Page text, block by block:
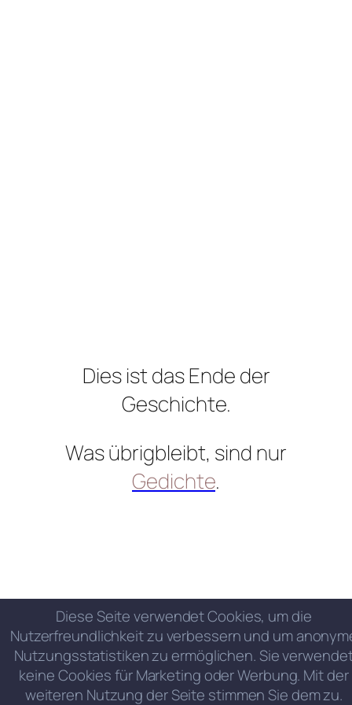
Dies ist das Ende der
Geschichte.
Was übrigbleibt, sind nur
Gedichte.
Diese Seite verwendet Cookies, um die
Nutzerfreundlichkeit zu verbessern und um
Nutzungsstatistiken zu ermöglichen. Sie
keine Cookies für Marketing oder Werbung. Mit der
weiteren Nutzung der Seite stimmen Sie dem zu.